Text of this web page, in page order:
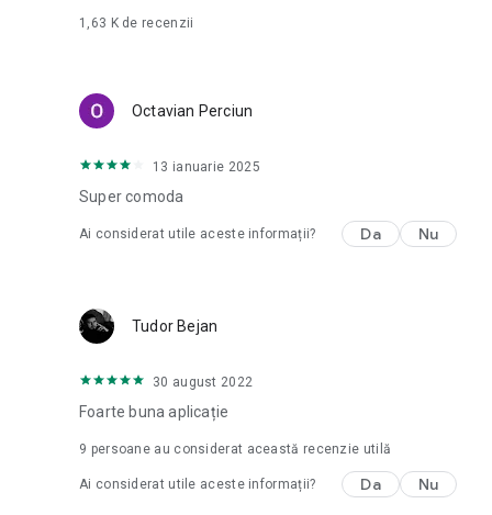
1,63 Kde recenzii
Octavian Perciun
13 ianuarie 2025
Super comoda
Ai considerat utile aceste informații? Da Nu
Tudor Bejan
30 august 2022
Foarte buna aplicație
9 persoane au considerat această recenzie utilă
Ai considerat utile aceste informații? Da Nu